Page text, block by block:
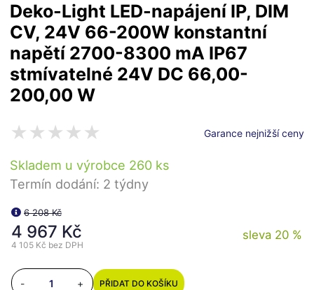
Deko-Light LED-napájení IP, DIM
CV, 24V 66-200W konstantní
napětí 2700-8300 mA IP67
stmívatelné 24V DC 66,00-
200,00 W
Garance nejnižší ceny
Skladem u výrobce 260 ks
Termín dodání: 2 týdny
sleva 20 %
6 208 Kč
4 967 Kč
4 105 Kč bez DPH
- + PŘIDAT DO KOŠÍKU